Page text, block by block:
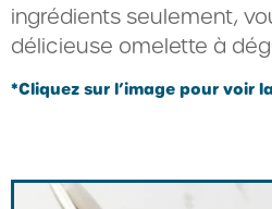
ingrédients seulement,
délicieuse omelette à
*Cliquez sur l’image pour voir